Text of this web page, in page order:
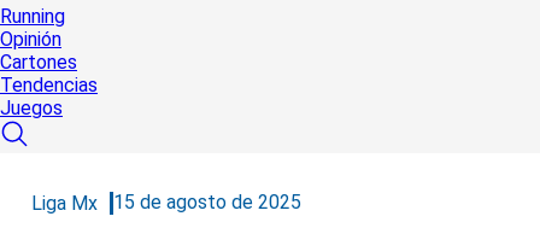
Running
Opinión
Cartones
Tendencias
Juegos
Liga Mx 15 de agosto de 2025